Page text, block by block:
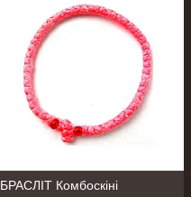
БРАСЛІТ Комбоскіні